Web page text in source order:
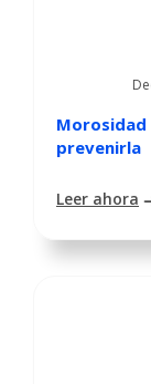
Morosidad
prevenirla
Leer ahora